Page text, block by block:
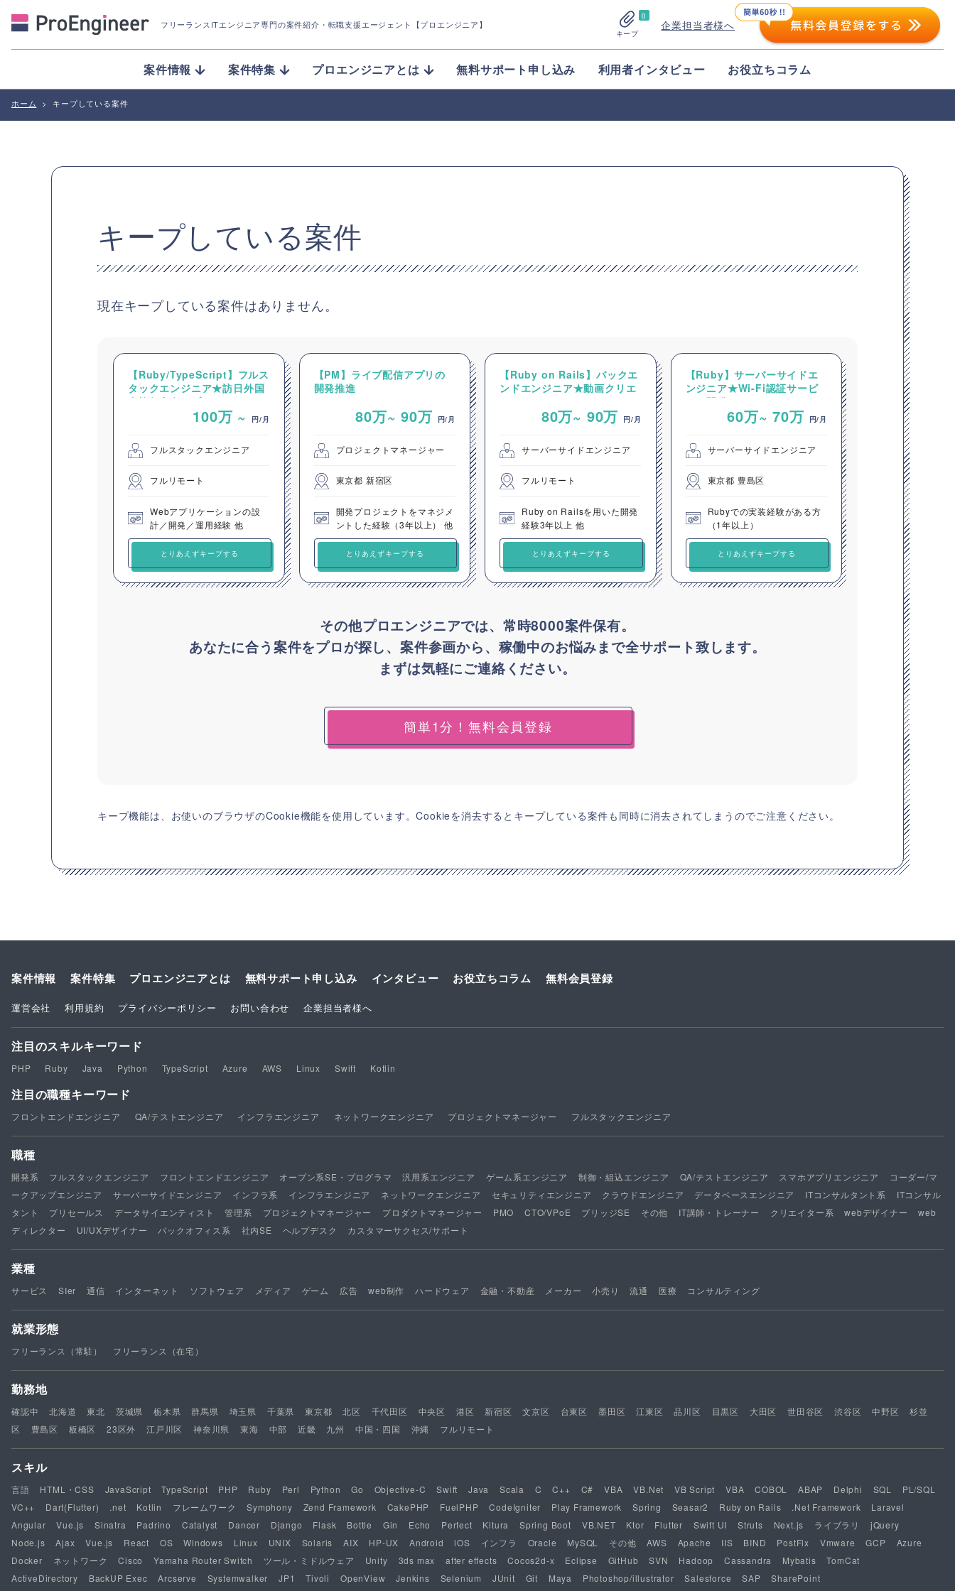
フリーランスITエンジニア専門の案件紹介 ・転職支援エージェント【プロエンジニア】
0
キープ
企業担当者様へ
案件情報 案件特集 プロエンジニアとは 無料サポート申し込み 利用者インタビュー お役立ちコラム
ホーム > キープしている案件
キープしている案件
現在キープしている案件はありません。
【Ruby/TypeScript】フルス
タックエンジニア★訪日外国
人旅行者向けプラットフォー
100万 ~ 円/月
フルスタックエンジニア
フルリモート
Webアプリケーションの設
計／開発／運用経験 他
とりあえずキープする
【PM】ライブ配信アプリの
開発推進
80万~ 90万 円/月
プロジェクトマネージャー
東京都 新宿区
開発プロジェクトをマネジメ
ントした経験（3年以上） 他
とりあえずキープする
【Ruby on Rails】バックエ
ンドエンジニア★動画クリエ
80万~ 90万 円/月
サーバーサイドエンジニア
フルリモート
Ruby on Railsを用いた開発
経験3年以上 他
とりあえずキープする
【Ruby】サーバーサイドエ
ンジニア★Wi-Fi認証サービ
スの開発
60万~ 70万 円/月
サーバーサイドエンジニア
東京都 豊島区
Rubyでの実装経験がある方
（1年以上）
とりあえずキープする
その他プロエンジニアでは、常時8000案件保有。
あなたに合う案件をプロが探し、案件参画から、稼働中のお悩みまで全サポート致します。
まずは気軽にご連絡ください。
簡単1分！無料会員登録
キープ機能は、お使いのブラウザのCookie機能を使用しています。Cookieを消去するとキープしている案件も同時に消去されてしまうのでご注意ください。
案件情報 案件特集 プロエンジニアとは 無料サポート申し込み インタビュー お役立ちコラム 無料会員登録
運営会社 利用規約 プライバシーポリシー お問い合わせ 企業担当者様へ
注目のスキルキーワード
PHP Ruby Java Python TypeScript Azure AWS Linux Swift Kotlin
注目の職種キーワード
フロントエンドエンジニア QA/テストエンジニア インフラエンジニア ネットワークエンジニア プロジェクトマネージャー フルスタックエンジニア
職種
開発系 フルスタックエンジニア フロントエンドエンジニア オープン系SE・プログラマ 汎用系エンジニア ゲーム系エンジニア 制御・組込エンジニア QA/テストエンジニア スマホアプリエンジニア
コーダー/マ
ークアップエンジニア
サーバーサイドエンジニア インフラ系 インフラエンジニア ネットワークエンジニア セキュリティエンジニア クラウドエンジニア データベースエンジニア ITコンサルタント系
ITコンサル
タント
プリセールス データサイエンティスト 管理系 プロジェクトマネージャー プロダクトマネージャー PMO CTO/VPoE ブリッジSE その他 IT講師・トレーナー クリエイター系 webデザイナー
web
ディレクター
UI/UXデザイナー バックオフィス系 社内SE ヘルプデスク カスタマーサクセス/サポート
業種
サービス SIer 通信 インターネット ソフトウェア メディア ゲーム 広告 web制作 ハードウェア 金融・不動産 メーカー 小売り 流通 医療 コンサルティング
就業形態
フリーランス（常駐） フリーランス（在宅）
勤務地
確認中 北海道 東北 茨城県 栃木県 群馬県 埼玉県 千葉県 東京都 北区 千代田区 中央区 港区 新宿区 文京区 台東区 墨田区 江東区 品川区 目黒区 大田区 世田谷区 渋谷区 中野区
杉並
区
豊島区 板橋区 23区外 江戸川区 神奈川県 東海 中部 近畿 九州 中国・四国 沖縄 フルリモート
スキル
言語 HTML・CSS JavaScript TypeScript PHP Ruby Perl Python Go Objective-C Swift Java Scala C C++ C# VBA VB.Net VB Script VBA COBOL ABAP Delphi SQL
PL/SQL
VC++
Dart(Flutter) .net Kotlin フレームワーク Symphony Zend Framework CakePHP FuelPHP CodeIgniter Play Framework Spring Seasar2 Ruby on Rails .Net Framework
Laravel
Angular
Vue.js Sinatra Padrino Catalyst Dancer Django Flask Bottle Gin Echo Perfect Kitura Spring Boot VB.NET Ktor Flutter Swift UI Struts Next.js ライブラリ
jQuery
Node.js
Ajax Vue.js React OS Windows Linux UNIX Solaris AIX HP-UX Android iOS インフラ Oracle MySQL その他 AWS Apache IIS BIND PostFix Vmware GCP
Azure
Docker
ネットワーク Cisco Yamaha Router Switch ツール・ミドルウェア Unity 3ds max after effects Cocos2d-x Eclipse GitHub SVN Hadoop Cassandra Mybatis
TomCat
ActiveDirectory
BackUP Exec Arcserve Systemwalker JP1 Tivoli OpenView Jenkins Selenium JUnit Git Maya Photoshop/illustrator Salesforce SAP SharePoint